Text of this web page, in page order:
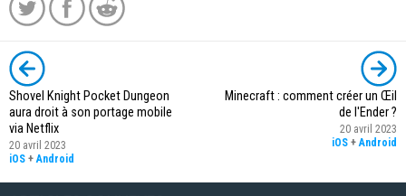
Shovel Knight Pocket Dungeon
aura droit à son portage mobile
via Netflix
20 avril 2023
iOS +Android
Minecraft : comment créer un Œil
de l'Ender ?
20 avril 2023
iOS +Android